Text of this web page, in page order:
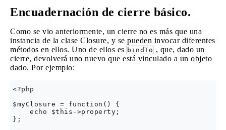
Encuadernación de cierre básico.
Como se vio anteriormente, un cierre no es más que una
instancia de la clase Closure, y se pueden invocar diferentes
métodos en ellos. Uno de ellos es bindTo , que, dado un
cierre, devolverá uno nuevo que está vinculado a un objeto
dado. Por ejemplo:
<?php
$myClosure = function() {
    echo $this->property;
};